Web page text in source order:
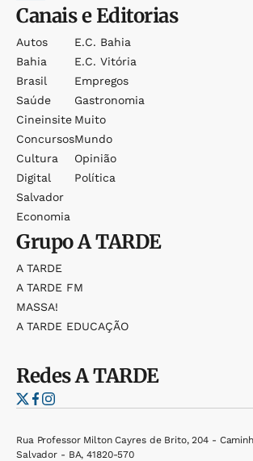
Canais e Editorias
Autos
Bahia
Brasil
Saúde
Cineinsite
Concursos
Cultura
Digital
Salvador
Economia
E.c. Bahia
E.c. Vitória
Empregos
Gastronomia
Muito
Mundo
Opinião
Política
GrupoA TARDE
A TARDE
A TARDE FM
MASSA!
A TARDE EDUCAÇÃO
RedesA TARDE
Rua Professor Milton Cayres de Brito, 204 -
Salvador - BA, 41820-570